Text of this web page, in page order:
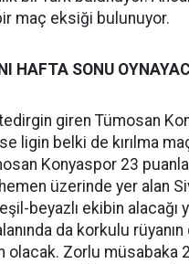
bir maç eksiği bulunuyor.
HAFTA SONU
giren Tümosan
ligin belki de kırılma
Konyaspor 23
üzerinde yer alan
beyazlı ekibin alacağı
da korkulu rüyanın
olacak. Zorlu müsabaka